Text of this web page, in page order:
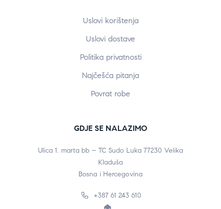
Uslovi korištenja
Uslovi dostave
Politika privatnosti
Najčešća pitanja
Povrat robe
GDJE SE NALAZIMO
Ulica 1. marta bb – TC Sudo Luka 77230 Velika
Kladuša
Bosna i Hercegovina
+387 61 243 610